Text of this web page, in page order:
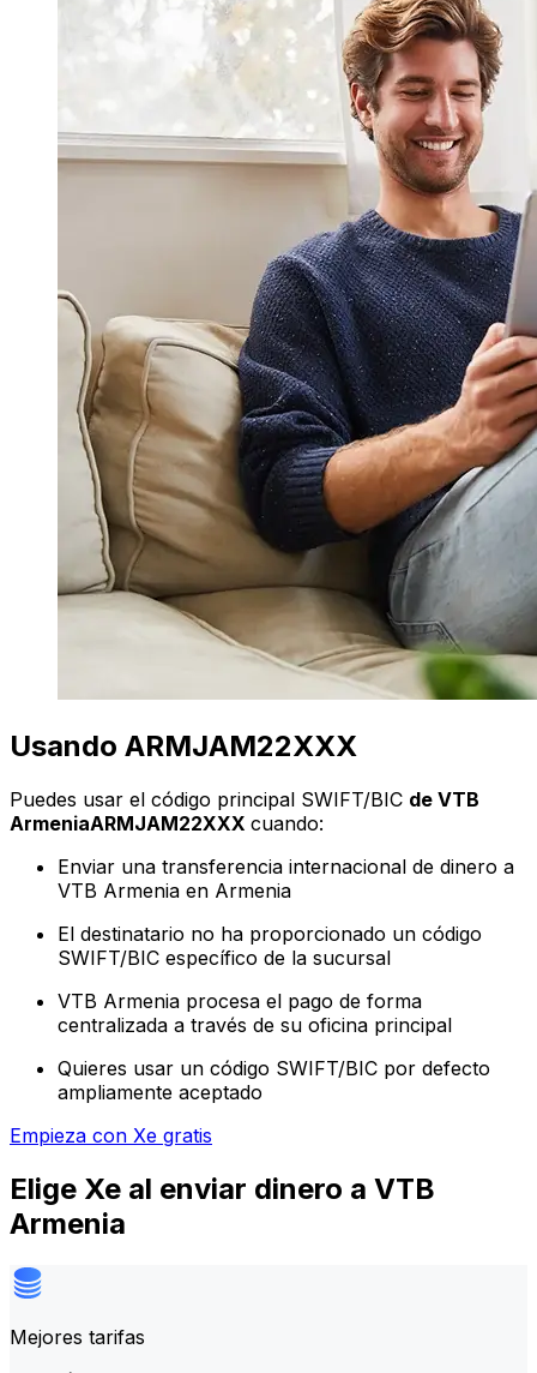
Usando ARMJAM22XXX
Puedes usar el código principal SWIFT/BIC de VTB
ArmeniaARMJAM22XXX cuando:
Enviar una transferencia internacional de dinero a
VTB Armenia en Armenia
El destinatario no ha proporcionado un código
SWIFT/BIC específico de la sucursal
VTB Armenia procesa el pago de forma
centralizada a través de su oficina principal
Quieres usar un código SWIFT/BIC por defecto
ampliamente aceptado
Empieza con Xe gratis
Elige Xe al enviar dinero a VTB
Armenia
Mejores tarifas